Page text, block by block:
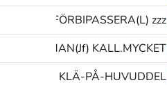
FÖRBIPASSERA(L) zzz@&
MAN(Jf) KALL.MYCKET
ÖVERDEL KLÄ-PÅ-HUVUDDEL